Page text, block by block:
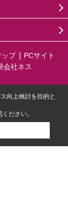
ップ
PCサイト
会社ネス
向上検討を目的と
ださい。